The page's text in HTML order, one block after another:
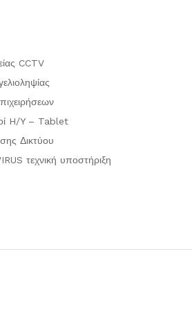
CCTV
H/Y – Tablet
Δικτύου
τεχνική υποστήριξη